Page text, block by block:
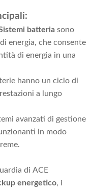
batteria sono
energia, che consente
di energia in una
hanno un ciclo di
a lungo
avanzati di gestione
in modo
di ACE
energetico, i